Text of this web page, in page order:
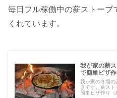
毎日フル稼働中の薪ストーブ
くれています。
我が家の薪
で簡単ピザ
我が家の冬場の
きです。薪ス
簡単ピザ作り（